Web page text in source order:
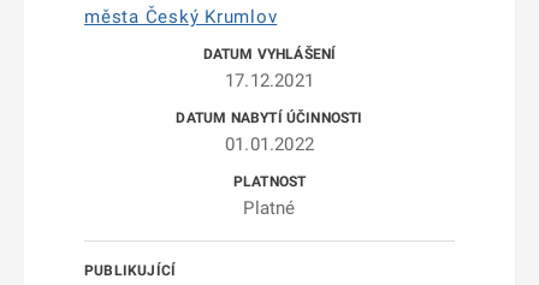
města Český Krumlov
17.12.2021
01.01.2022
Platné